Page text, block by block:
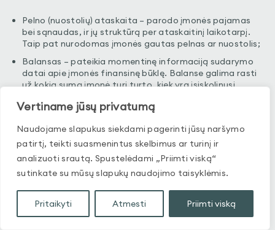
Vertiname jūsų privatumą
Naudojame slapukus siekdami pagerinti jūsų naršymo
patirtį, teikti suasmenintus skelbimus ar turinį ir
analizuoti srautą. Spustelėdami „Priimti viską“
sutinkate su mūsų slapukų naudojimo taisyklėmis.
Pritaikyti Atmesti Priimti viską
Pelno (nuostolių) ataskaita – parodo įmonės pajamas
bei sąnaudas, ir jų struktūrą per ataskaitinį laikotarpį.
Taip pat nurodomas įmonės gautas pelnas ar nuostolis;
Balansas – pateikia momentinę informaciją sudarymo
datai apie įmonės finansinę būklę. Balanse galima rasti
už kokią sumą įmonė turi turto, kiek yra įsiskolinusi,
Pinigų srautų ataskaita – suteikia informaciją apie pinigų
judėjimą įmonės pagrindinėje, investicinėje ir finansinėje
veikloje (ši ataskaita rengiama tik didesnėms įmonėms).
Taip pat prie „metinių finansinių ataskaitų“ būtina nuosavo
detalizuoja finansinėse ataskaitose pateiktą informaciją.